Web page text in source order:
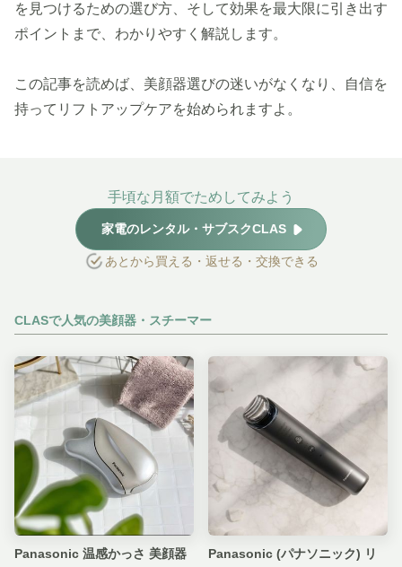
を見つけるための選び方、そして効果を最大限に引き出す
ポイントまで、わかりやすく解説します。
この記事を読めば、美顔器選びの迷いがなくなり、自信を
持ってリフトアップケアを始められますよ。
手頃な月額でためしてみよう
家電のレンタル・サブスクCLAS
あとから買える・返せる・交換できる
CLASで人気の美顔器・スチーマー
Panasonic 温感かっさ 美顔器
Panasonic (パナソニック) リ